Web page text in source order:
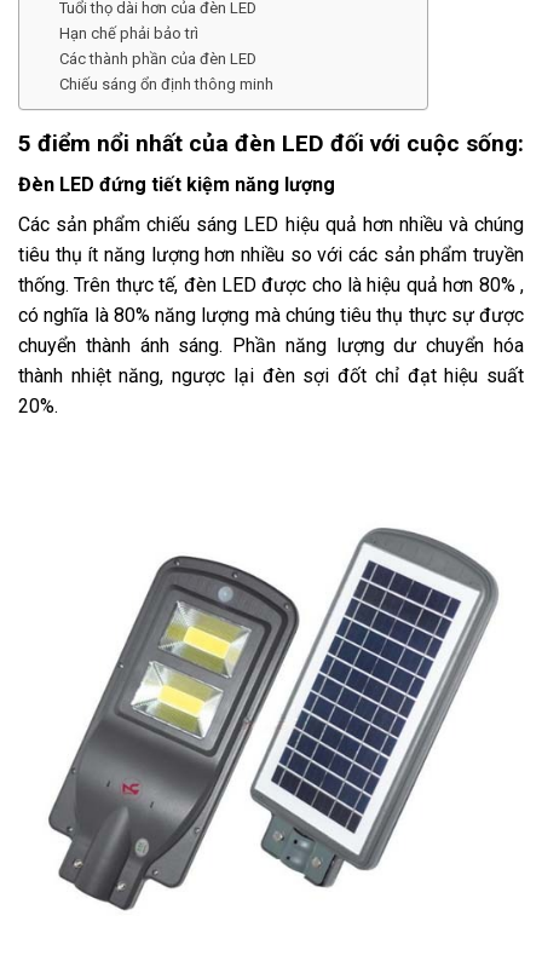
Tuổi thọ dài hơn của đèn LED
Hạn chế phải bảo trì
Các thành phần của đèn LED
Chiếu sáng ổn định thông minh
5 điểm nổi nhất của đèn LED đối với cuộc sống:
Đèn LED đứng tiết kiệm năng lượng
Các sản phẩm chiếu sáng LED hiệu quả hơn nhiều và chúng
tiêu thụ ít năng lượng hơn nhiều so với các sản phẩm truyền
thống. Trên thực tế, đèn LED được cho là hiệu quả hơn 80% ,
có nghĩa là 80% năng lượng mà chúng tiêu thụ thực sự được
chuyển thành ánh sáng. Phần năng lượng dư chuyển hóa
thành nhiệt năng, ngược lại đèn sợi đốt chỉ đạt hiệu suất
20%.